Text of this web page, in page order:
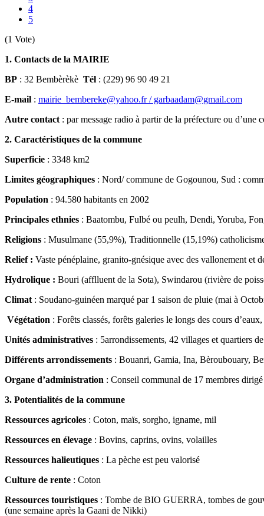
4
5
(1 Vote)
1. Contacts de la MAIRIE
BP : 32 Bembèrèkè Tél : (229) 96 90 49 21
E-mail : mairie_bembereke@yahoo.fr / garbaadam@gmail.com
Autre contact : par message radio à partir de la préfecture ou d’une
2. Caractéristiques de la commune
Superficie : 3348 km2
Limites géographiques : Nord/ commune de Gogounou, Sud :
Population : 94.580 habitants en 2002
Principales ethnies : Baatombu, Fulbé ou peulh, Dendi, Yoruba,
Religions : Musulmane (55,9%), Traditionnelle (15,19%)
Relief : Vaste pénéplaine, granito-gnésique avec des vallonement
Hydrolique : Bouri (afflluent de la Sota), Swindarou (rivière de
Climat : Soudano-guinéen marqué par 1 saison de pluie (mai à
Végétation : Forêts classés, forêts galeries le longs des cours
Unités administratives : 5arrondissements, 42 villages et quartiers
Différents arrondissements : Bouanri, Gamia, Ina, Bèroubouary,
Organe d’administration : Conseil communal de 17 membres
3. Potentialités de la commune
Ressources agricoles : Coton, maïs, sorgho, igname, mil
Ressources en élevage : Bovins, caprins, ovins, volailles
Ressources halieutiques : La pèche est peu valorisé
Culture de rente : Coton
Ressources touristiques : Tombe de BIO GUERRA, tombes de
(une semaine après la Gaani de Nikki)